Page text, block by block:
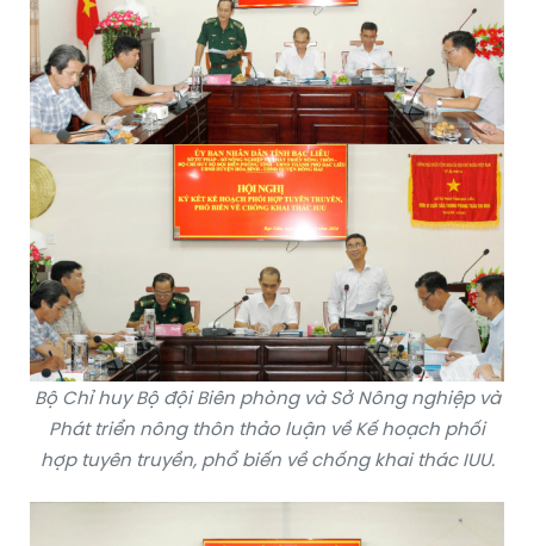
Bộ Chỉ huy Bộ đội Biên phòng và Sở Nông nghiệp và
Phát triển nông thôn thảo luận về Kế hoạch phối
hợp tuyên truyền, phổ biến về chống khai thác IUU.